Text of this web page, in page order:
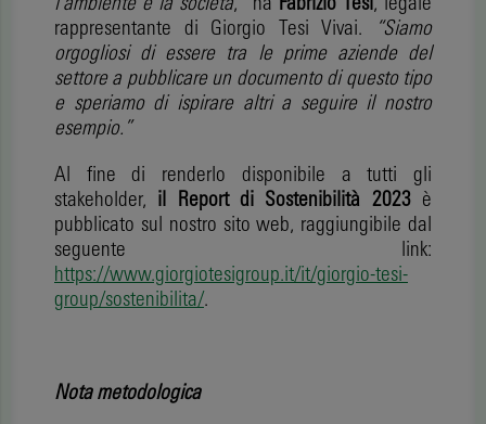
rappresentante di Giorgio Tesi Vivai.
“Siamo
orgogliosi di essere tra le prime aziende del
settore a pubblicare un documento di questo tipo
e speriamo di ispirare altri a seguire il nostro
esempio.”
Al fine di renderlo disponibile a tutti gli
stakeholder, il Report di Sostenibilità 2023è
pubblicato sul nostro sito web, raggiungibile dal
seguente link:
https://www.giorgiotesigroup.it/it/giorgio-tesi-
group/sostenibilita/.
Nota metodologica